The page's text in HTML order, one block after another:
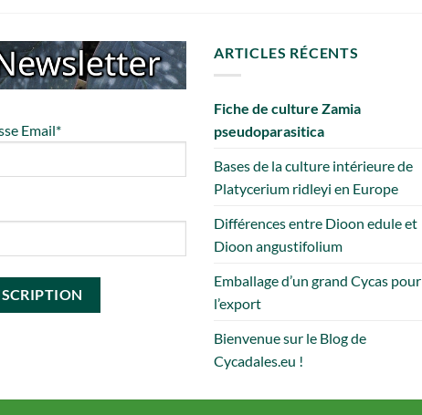
Email*
ARTICLES RÉCENTS
Fiche de culture Zamia
pseudoparasitica
Bases de la culture intérieure de
Platycerium ridleyi en Europe
Différences entre Dioon edule et
Dioon angustifolium
Emballage d’un grand Cycas pour
l’export
Bienvenue sur le Blog de
Cycadales.eu !